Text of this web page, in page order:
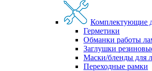
Комплектующие
Герметики
Обманки работы
Заглушки
Маски/бленды для
Переходные рамки